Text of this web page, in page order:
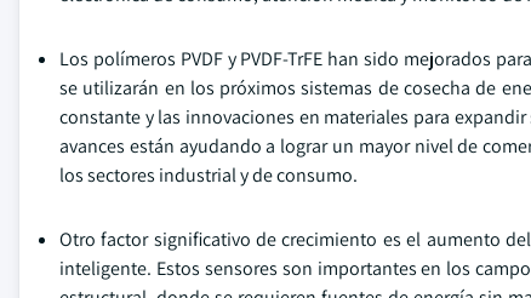
Los polímeros PVDF y PVDF-TrFE han sido mejorados
se utilizarán en los próximos sistemas de cosecha de
constante y las innovaciones en materiales para
avances están ayudando a lograr un mayor nivel de
los sectores industrial y de consumo.
Otro factor significativo de crecimiento es el aumento
inteligente. Estos sensores son importantes en los